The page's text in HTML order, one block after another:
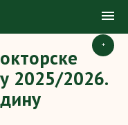
+
2025/2026.